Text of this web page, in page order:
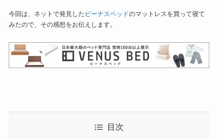
今回は、ネットで発見した ビーナスベッドのマットレスを買って寝て
みたので、その感想をお伝えします。
目次